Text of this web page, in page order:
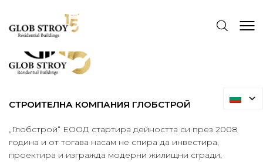
СТРОИТЕЛНА КОМПАНИЯ ГЛОБСТРОЙ
„Глобстрой“ ЕООД стартира дейността си през 2008
година и от тогава насам не спира да инвестира,
проектира и изгражда модерни жилищни сгради,